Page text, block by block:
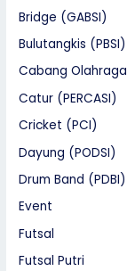
Bridge (GABSI)
Bulutangkis (PBSI)
Cabang Olahraga
Catur (PERCASI)
Cricket (PCI)
Dayung (PODSI)
Drum Band (PDBI)
Event
Futsal
Futsal Putri